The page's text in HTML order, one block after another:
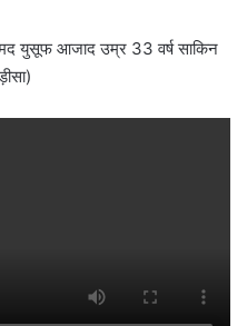
युसूफ आजाद उम्र 33 वर्ष साकिन